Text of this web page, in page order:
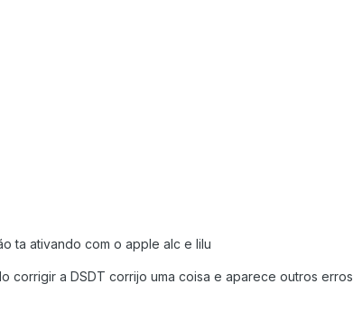
ta ativando com o apple alc e lilu
corrigir a DSDT corrijo uma coisa e aparece outros erros